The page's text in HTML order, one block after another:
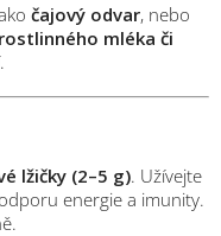
čajový odvar, nebo
mléka či
lžičky (2–5 g). Užívejte
energie a imunity.